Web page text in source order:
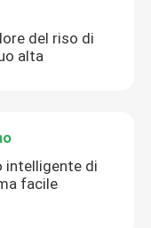
del riso di
alta
intelligente di
facile